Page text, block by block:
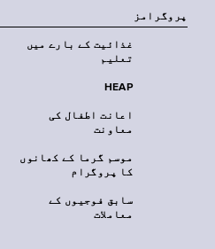
پروگرامز
غذائیت کے بارے میں
تعلیم
HEAP
اعانت اطفال کی
معاونت
موسم گرما کے کھانوں
کا پروگرام
سابق فوجیوں کے
معاملات